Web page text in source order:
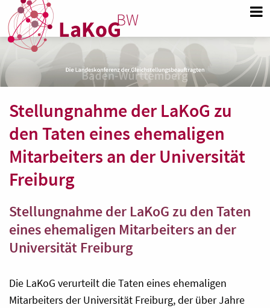
Stellungnahme der LaKoG zu
den Taten eines ehemaligen
Mitarbeiters an der Universität
Freiburg
Stellungnahme der LaKoG zu den Taten
eines ehemaligen Mitarbeiters an der
Universität Freiburg
Die LaKoG verurteilt die Taten eines ehemaligen
Mitarbeiters der Universität Freiburg, der über Jahre